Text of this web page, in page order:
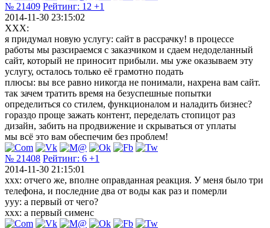
№ 21409 Рейтинг: 12 +1
2014-11-30 23:15:02
XXX:
я придумал новую услугу: сайт в рассрачку! в процессе
работы мы разсираемся с заказчиком и сдаем недоделанный
сайт, который не приносит прибыли. мы уже оказываем эту
услугу, осталось только её грамотно подать
плюсы: вы все равно никогда не понимали, нахрена вам сайт.
так зачем тратить время на безуспешные попытки
определиться со стилем, функционалом и наладить бизнес?
гораздо проще зажать контент, переделать стопицот раз
дизайн, забить на продвижение и скрываться от уплаты
мы всё это вам обеспечим без проблем!
№ 21408 Рейтинг: 6 +1
2014-11-30 21:15:01
ххх: отчего же, вполне оправданная реакция. У меня было три
телефона, и последние два от воды как раз и померли
ууу: а первый от чего?
ххх: а первый сименс